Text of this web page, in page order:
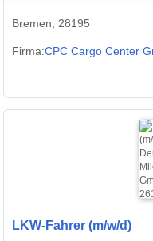
Bremen, 28195
Firma:CPC Cargo Center
LKW-Fahrer (m/w/d)